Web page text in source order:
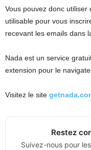
Vous pouvez donc
utilisable pour vous
recevant les emails dans
Nada est un service
extension pour le
Visitez le site
Restez
Suivez-nous pour